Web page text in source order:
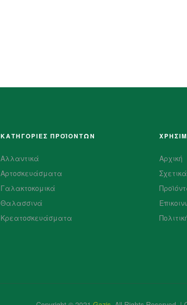
ΚΑΤΗΓΟΡΙΕΣ ΠΡΟΪΌΝΤΩΝ
Αλλαντικά
Αρτοσκευάσματα
Γαλακτοκομικά
Θαλασσινά
Κρεατοσκευάσματα
Αρχική